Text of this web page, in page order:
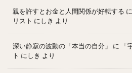
親を許すとお金と人間関係が好転する に
リスト にしき より
深い静寂の波動の「本当の自分」 に
「
ト にしき より